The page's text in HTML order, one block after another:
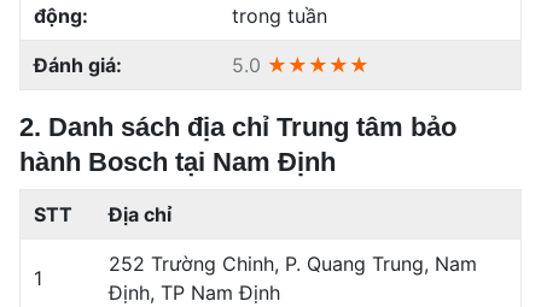
động:
trong tuần
Đánh giá: 5.0 ★★★★★
2. Danh sách địa chỉ Trung tâm bảo
hành Bosch tại Nam Định
STT Địa chỉ
1
252 Trường Chinh, P. Quang Trung, Nam
Định, TP Nam Định